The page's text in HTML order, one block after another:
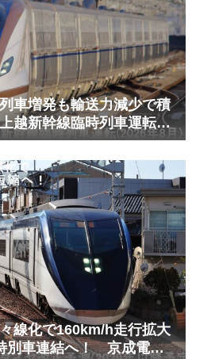
車増発も輸送力減少で積
越新幹線臨時列車運転
線化で160km/h走行拡大
別車連結へ！ 京成電鉄